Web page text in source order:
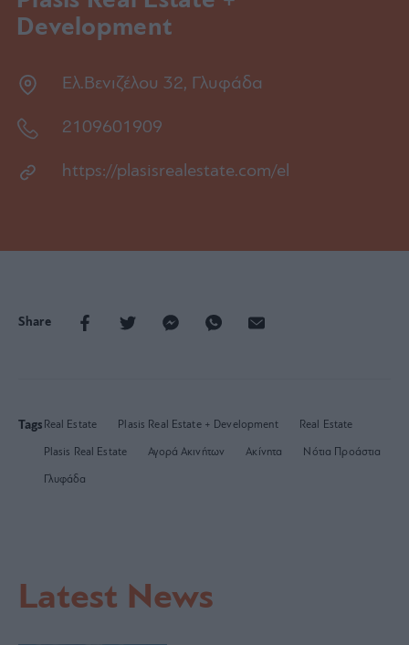
Development
Ελ.Βενιζέλου 32, Γλυφάδα
2109601909
https://plasisrealestate.com/el
Share
Tags Real Estate Plasis Real Estate + Development Real Estate
Plasis Real Estate Αγορά Ακινήτων Ακίνητα Νότια Προάστια
Γλυφάδα
Latest News